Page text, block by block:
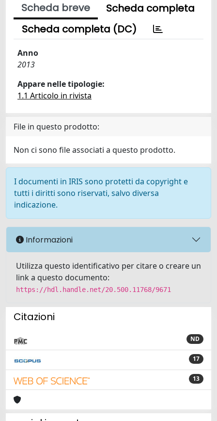
Scheda breve
Scheda completa
Scheda completa (DC)
Anno
2013
Appare nelle tipologie:
1.1 Articolo in rivista
File in questo prodotto:
Non ci sono file associati a questo prodotto.
I documenti in IRIS sono protetti da copyright e
tutti i diritti sono riservati, salvo diversa
indicazione.
Informazioni
Utilizza questo identificativo per citare o creare un
link a questo documento:
https://hdl.handle.net/20.500.11768/9671
Citazioni
ND
17
13